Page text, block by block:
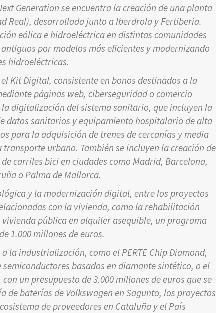
Generation se encuentra la creación de una planta
Real), desarrollada junto a Iberdrola y Fertiberia.
eólica e hidroeléctrica en distintas comunidades
por modelos más eficientes y modernizando
hidroeléctricas.
Kit Digital, consistente en bonos destinados a la
páginas web, ciberseguridad o comercio
digitalización del sistema sanitario, que incluyen la
datos sanitarios y equipamiento hospitalario de alta
para la adquisición de trenes de cercanías y media
urbano. También se incluyen la creación de
carriles bici en ciudades como Madrid, Barcelona,
o Palma de Mallorca.
y la modernización digital, entre los proyectos
con la vivienda, como la rehabilitación
pública en alquiler asequible, un programa
1.000 millones de euros.
la industrialización, como el PERTE Chip Diamond,
basados en diamante sintético, o el
un presupuesto de 3.000 millones de euros que se
baterías de Volkswagen en Sagunto, los proyectos
de proveedores en Cataluña y el País